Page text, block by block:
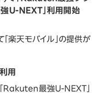
U-NEXT」利用開始
「楽天モバイル」の提供が
用
Rakuten最強U-NEXT」